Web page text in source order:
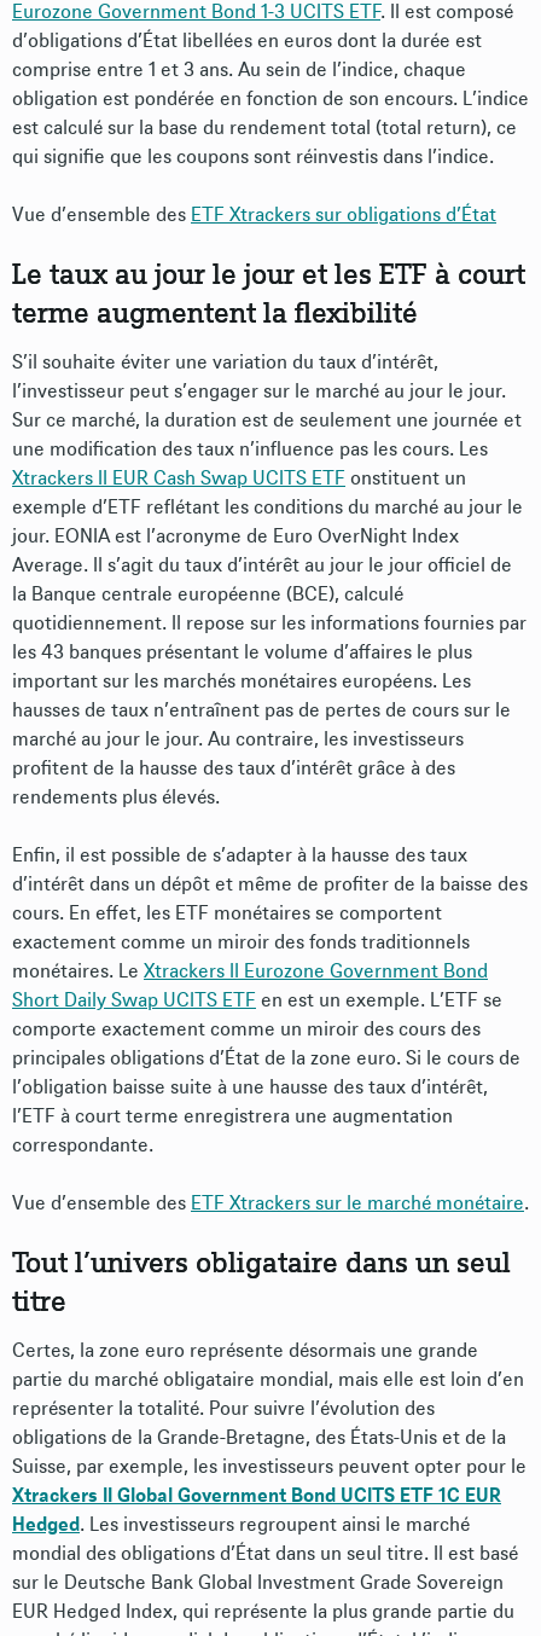
Eurozone Government Bond 1-3 UCITS ETF. Il est composé
d’obligations d’État libellées en euros dont la durée est
comprise entre 1 et 3 ans. Au sein de l’indice, chaque
obligation est pondérée en fonction de son encours. L’indice
est calculé sur la base du rendement total (total return), ce
qui signifie que les coupons sont réinvestis dans l’indice.
Vue d’ensemble des ETF Xtrackers sur obligations d’État
Le taux au jour le jour et les ETF à court
terme augmentent la flexibilité
S’il souhaite éviter une variation du taux d’intérêt,
l’investisseur peut s’engager sur le marché au jour le jour.
Sur ce marché, la duration est de seulement une journée et
une modification des taux n’influence pas les cours. Les
Xtrackers II EUR Cash Swap UCITS ETF onstituent un
exemple d’ETF reflétant les conditions du marché au jour le
jour. EONIA est l’acronyme de Euro OverNight Index
Average. Il s’agit du taux d’intérêt au jour le jour officiel de
la Banque centrale européenne (BCE), calculé
quotidiennement. Il repose sur les informations fournies par
les 43 banques présentant le volume d’affaires le plus
important sur les marchés monétaires européens. Les
hausses de taux n’entraînent pas de pertes de cours sur le
marché au jour le jour. Au contraire, les investisseurs
profitent de la hausse des taux d’intérêt grâce à des
rendements plus élevés.
Enfin, il est possible de s’adapter à la hausse des taux
d’intérêt dans un dépôt et même de profiter de la baisse des
cours. En effet, les ETF monétaires se comportent
exactement comme un miroir des fonds traditionnels
monétaires. Le Xtrackers II Eurozone Government Bond
Short Daily Swap UCITS ETF en est un exemple. L’ETF se
comporte exactement comme un miroir des cours des
principales obligations d’État de la zone euro. Si le cours de
l’obligation baisse suite à une hausse des taux d’intérêt,
l’ETF à court terme enregistrera une augmentation
correspondante.
Vue d’ensemble des ETF Xtrackers sur le marché monétaire.
Tout l’univers obligataire dans un seul
titre
Certes, la zone euro représente désormais une grande
partie du marché obligataire mondial, mais elle est loin d’en
représenter la totalité. Pour suivre l’évolution des
obligations de la Grande-Bretagne, des États-Unis et de la
Suisse, par exemple, les investisseurs peuvent opter pour le
Xtrackers II Global Government Bond UCITS ETF 1C EUR
Hedged. Les investisseurs regroupent ainsi le marché
mondial des obligations d’État dans un seul titre. Il est basé
sur le Deutsche Bank Global Investment Grade Sovereign
EUR Hedged Index, qui représente la plus grande partie du